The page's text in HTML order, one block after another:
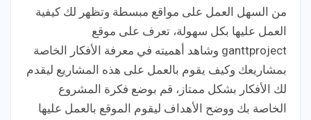
من السهل العمل على مواقع مبسطة وتظهر لك كيفية
العمل عليها بكل سهولة، تعرف على موقع
ganttproject وشاهد أهميته في معرفة الأفكار الخاصة
بمشاريعك وكيف يقوم بالعمل على هذه المشاريع ليقدم
لك الأفكار بشكل ممتاز، قم بوضع فكرة المشروع
الخاصة بك ووضح الأهداف ليقوم الموقع بالعمل عليها